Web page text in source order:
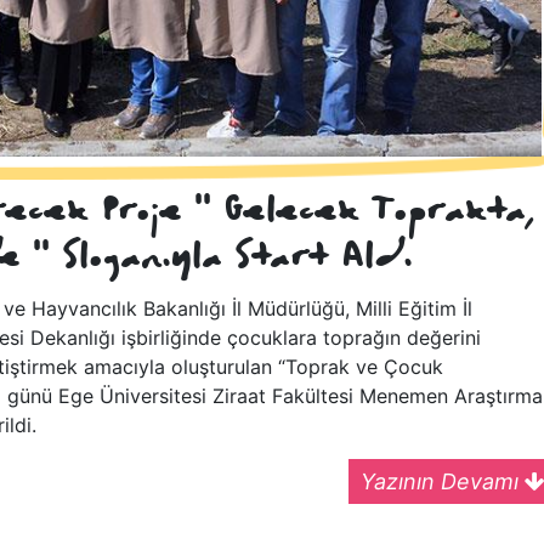
Proje '' Gelecek Toprakta,
'' Sloganıyla Start Aldı
Hayvancılık Bakanlığı İl Müdürlüğü, Milli Eğitim İl
Dekanlığı işbirliğinde çocuklara toprağın değerini
amacıyla oluşturulan “Toprak ve Çocuk
günü Ege Üniversitesi Ziraat Fakültesi Menemen
Yazının Devamı